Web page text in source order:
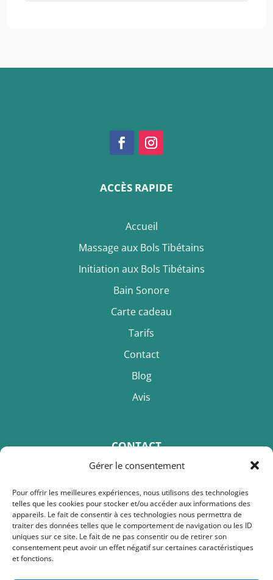
Gérer le consentement
Pour offrir les meilleures expériences, nous utilisons des technologies
telles que les cookies pour stocker et/ou accéder aux informations des
appareils. Le fait de consentir à ces technologies nous permettra de
traiter des données telles que le comportement de navigation ou les ID
uniques sur ce site. Le fait de ne pas consentir ou de retirer son
consentement peut avoir un effet négatif sur certaines caractéristiques
et fonctions.
ACCÈS RAPIDE
Accueil
Massage aux Bols Tibétains
Initiation aux Bols Tibétains
Bain Sonore
Carte cadeau
Tarifs
Contact
Blog
Avis
CONTACT
Téléphone :+33 6.79.59.04.79
Email :ludmila.calinici@gmail.com